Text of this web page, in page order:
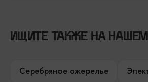
ИЩИТЕ ТАКЖЕ НА
Серебряное ожерелье